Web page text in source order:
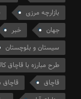
بازارچه مرزی
جهان
خبر
سیستان و بلوچستان
طرح مبارزه با قاچاق
قاچاق